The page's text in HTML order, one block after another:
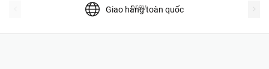
Giao hàng toàn quốc
prev